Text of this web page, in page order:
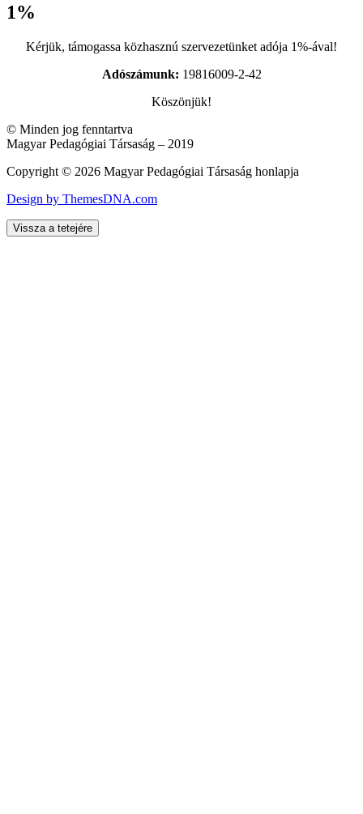
1%
Kérjük, támogassa közhasznú szervezetünket adója 1%-ával!
Adószámunk: 19816009-2-42
Köszönjük!
© Minden jog fenntartva
Magyar Pedagógiai Társaság – 2019
Copyright © 2026 Magyar Pedagógiai Társaság honlapja
Design by ThemesDNA.com
Vissza a tetejére